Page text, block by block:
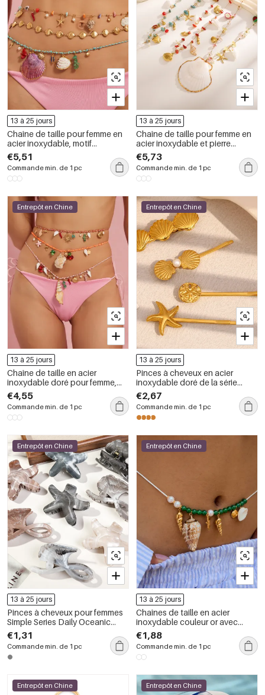
13 à 25 jours
Chaîne de taille pour femme en
acier inoxydable, motif
coquillage océan, 1 pièce
€5,51
Commande min. de 1 pc
13 à 25 jours
Chaîne de taille pour femme en
acier inoxydable et pierre
naturelle, 1 pièce
€5,73
Commande min. de 1 pc
Entrepôt en Chine
13 à 25 jours
Chaîne de taille en acier
inoxydable doré pour femme,
motif conque de vacances
€4,55
Commande min. de 1 pc
Entrepôt en Chine
13 à 25 jours
Pinces à cheveux en acier
inoxydable doré de la série
Ocean, design vintage, 1 pièce
€2,67
Commande min. de 1 pc
Entrepôt en Chine
13 à 25 jours
Pinces à cheveux pour femmes
Simple Series Daily Oceanic
Style PC
€1,31
Commande min. de 1 pc
Entrepôt en Chine
13 à 25 jours
Chaînes de taille en acier
inoxydable couleur or avec
coquillages de style Ins
€1,88
Commande min. de 1 pc
Entrepôt en Chine Entrepôt en Chine